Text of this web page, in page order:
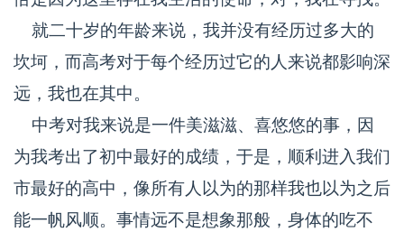
就二十岁的年龄来说，我并没有经历过多大的
坎坷，而高考对于每个经历过它的人来说都影响深
远，我也在其中。
中考对我来说是一件美滋滋、喜悠悠的事，因
为我考出了初中最好的成绩，于是，顺利进入我们
市最好的高中，像所有人以为的那样我也以为之后
能一帆风顺。事情远不是想象那般，身体的吃不